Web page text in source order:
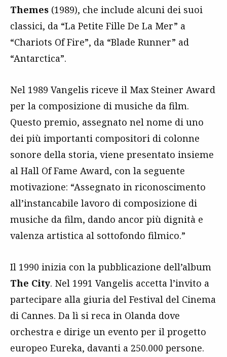
Themes (1989), che include alcuni dei suoi
classici, da “La Petite Fille De La Mer” a
“Chariots Of Fire”, da “Blade Runner” ad
“Antarctica”.
Nel 1989 Vangelis riceve il Max Steiner Award
per la composizione di musiche da film.
Questo premio, assegnato nel nome di uno
dei più importanti compositori di colonne
sonore della storia, viene presentato insieme
al Hall Of Fame Award, con la seguente
motivazione: “Assegnato in riconoscimento
all’instancabile lavoro di composizione di
musiche da film, dando ancor più dignità e
valenza artistica al sottofondo filmico.”
Il 1990 inizia con la pubblicazione dell’album
The City. Nel 1991 Vangelis accetta l’invito a
partecipare alla giuria del Festival del Cinema
di Cannes. Da lì si reca in Olanda dove
orchestra e dirige un evento per il progetto
europeo Eureka, davanti a 250.000 persone.